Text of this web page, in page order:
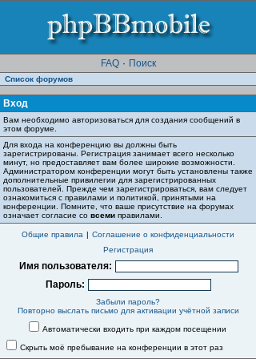
FAQ · Поиск
Список форумов
Вход
Вам необходимо авторизоваться для создания сообщений в
этом форуме.
Для входа на конференцию вы должны быть
зарегистрированы. Регистрация занимает всего несколько
минут, но предоставляет вам более широкие возможности.
Администратором конференции могут быть установлены также
дополнительные привилегии для зарегистрированных
пользователей. Прежде чем зарегистрироваться, вам следует
ознакомиться с правилами и политикой, принятыми на
конференции. Помните, что ваше присутствие на форумах
означает согласие со всеми правилами.
Общие правила | Соглашение о конфиденциальности
Регистрация
Имя пользователя:
Пароль:
Забыли пароль?
Повторно выслать письмо для активации учётной записи
Автоматически входить при каждом посещении
Скрыть моё пребывание на конференции в этот раз